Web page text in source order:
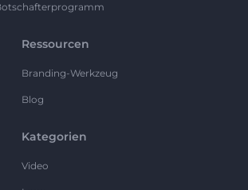
Ressourcen
Branding-Werkzeug
Blog
Kategorien
Video